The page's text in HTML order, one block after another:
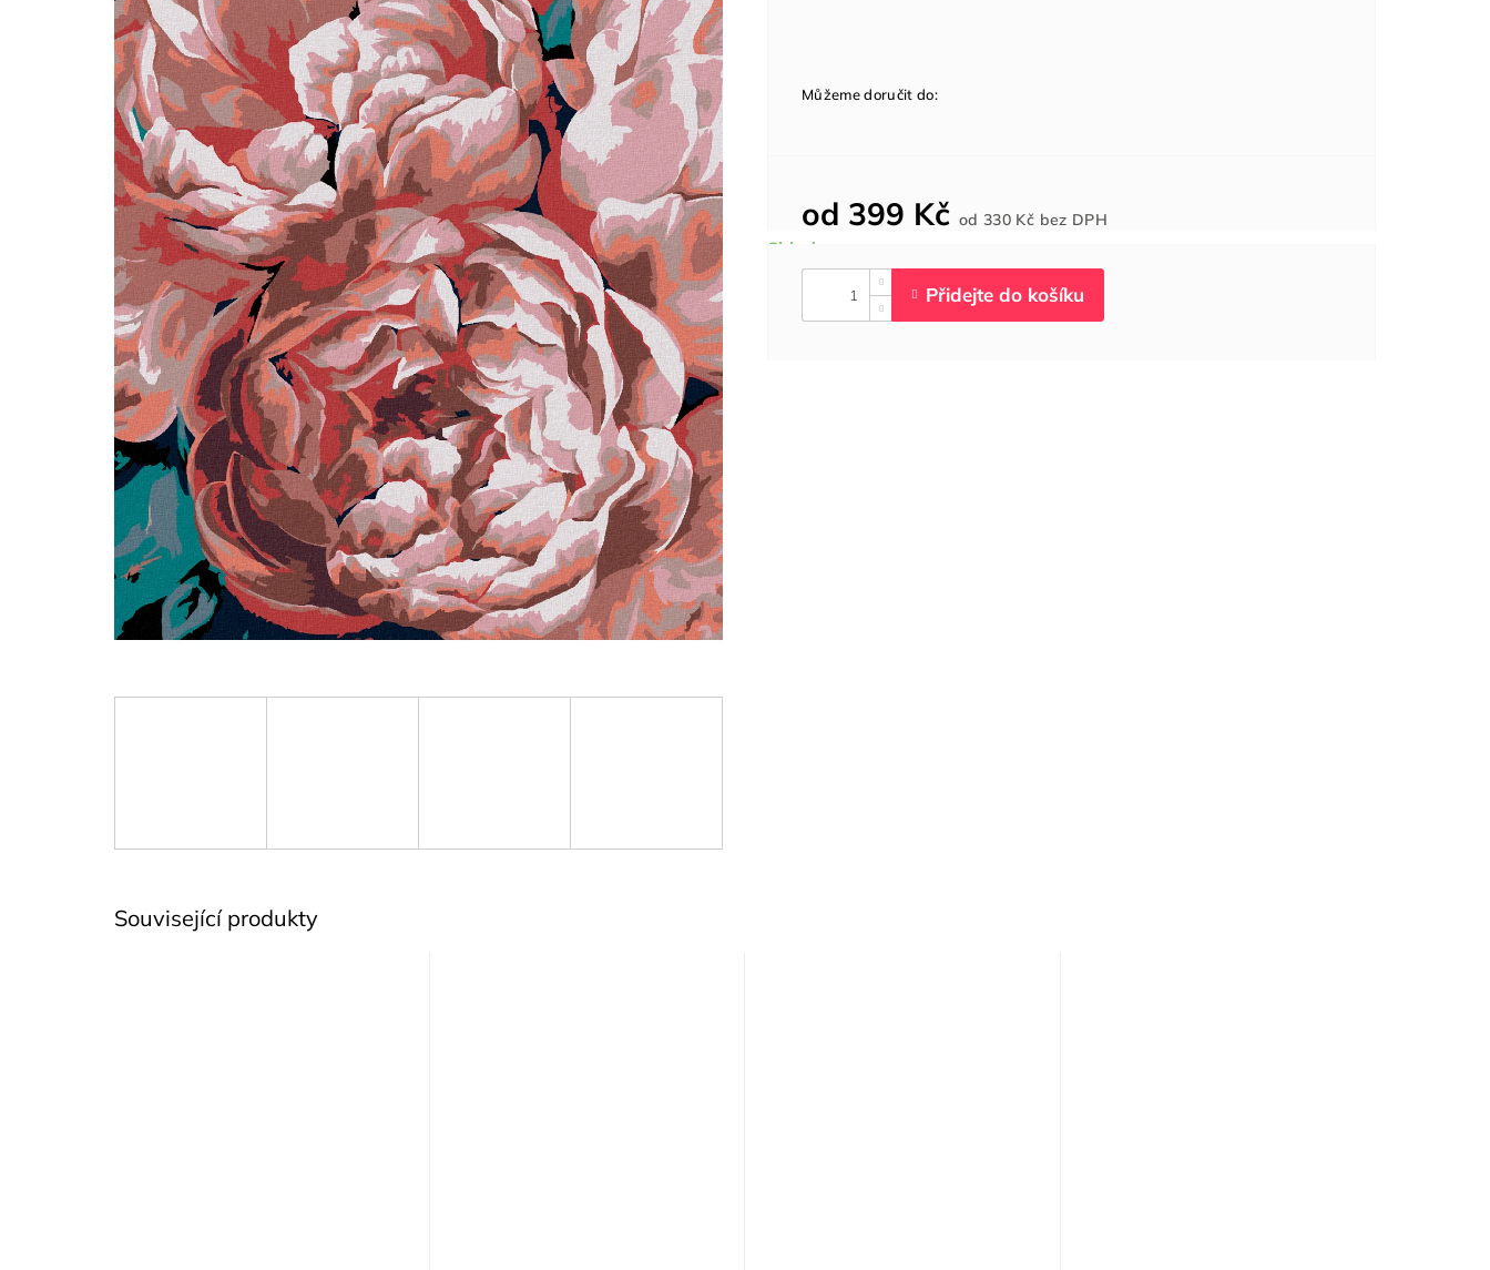
od 399 Kč od330 Kč bez DPHcena:
Můžeme doručit do:
Související produkty